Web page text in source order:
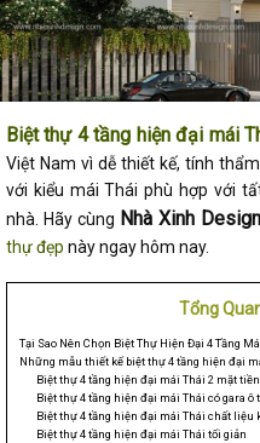
Biệt thự 4 tầng hiện đại mái
Việt Nam vì dễ thiết kế, tính
với kiểu mái Thái phù hợp với
nhà. Hãy cùng Nhà Xinh Design
thự đẹp này ngay hôm nay.
Tổng
Tại Sao Nên Chọn Biệt Thự Hiện Đại 4 Tầng
Những mẫu thiết kế biệt thự 4 tầng hiện đại
Biệt thự 4 tầng hiện đại mái Thái 2 mặt tiền
Biệt thự 4 tầng hiện đại mái Thái có gara ô
Biệt thự 4 tầng hiện đại mái Thái chất liệu
Biệt thự 4 tầng hiện đại mái Thái tối giản